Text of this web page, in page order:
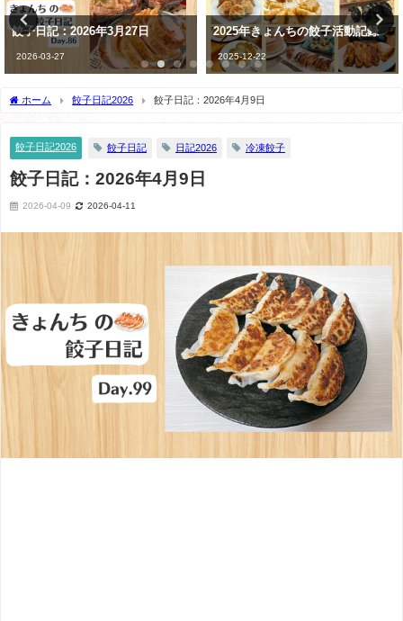
2025年きょんちの餃子活動記録
2025-12-22
スーパーの生餃子が100円で最強
においしいって知ってる？
2021-01-14
ホーム 餃子日記2026 餃子日記：2026年4月9日
餃子日記2026 餃子日記 日記2026 冷凍餃子
餃子日記：2026年4月9日
2026-04-09 2026-04-11